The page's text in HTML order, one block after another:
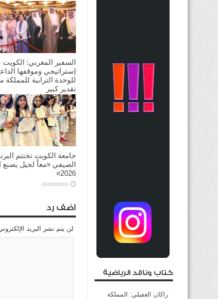
السفير المغربي:
إستراتيجي وموقفها
للوحدة الترابية للمملكة
تقدير كبير
2026/08/03
جامعة الكويت تختتم
الصيفي «معاً لجيل يصنع
2026»
2026/08/03
اضف رد
لن يتم نشر البريد
كتاب وناقد الرياضية
راكان الغفيلي: المملكة